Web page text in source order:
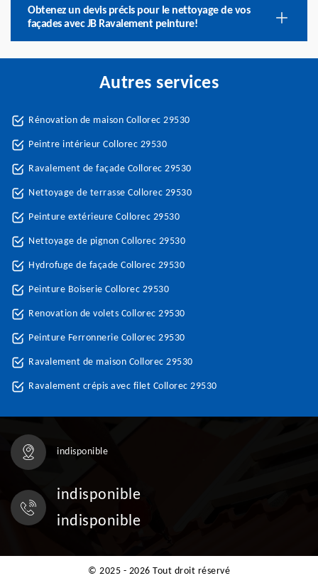
Obtenez un devis précis pour le nettoyage de vos
façades avec JB Ravalement peinture!
Autres services
Rénovation de maison Collorec 29530
Peintre intérieur Collorec 29530
Ravalement de façade Collorec 29530
Nettoyage de terrasse Collorec 29530
Peinture extérieure Collorec 29530
Nettoyage de pignon Collorec 29530
Hydrofuge de façade Collorec 29530
Peinture Boiserie Collorec 29530
Renovation de volets Collorec 29530
Peinture Ferronnerie Collorec 29530
Ravalement de maison Collorec 29530
Ravalement crépis avec filet Collorec 29530
indisponible
indisponible
indisponible
© 2025 - 2026 Tout droit réservé